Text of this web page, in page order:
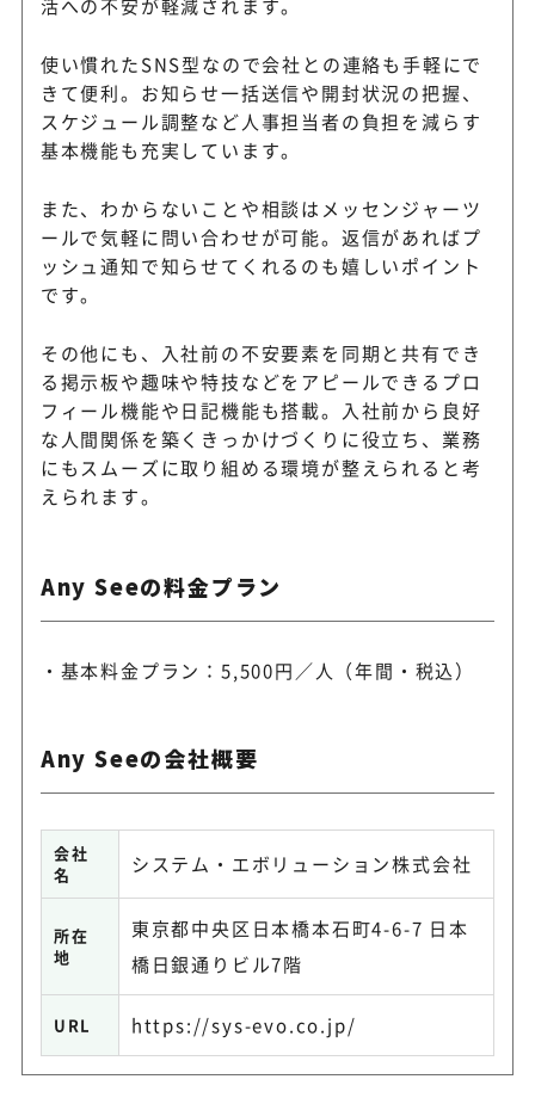
活への不安が軽減されます。
使い慣れたSNS型なので会社との連絡も手軽にで
きて便利。お知らせ一括送信や開封状況の把握、
スケジュール調整など人事担当者の負担を減らす
基本機能も充実しています。
また、わからないことや相談はメッセンジャーツ
ールで気軽に問い合わせが可能。返信があればプ
ッシュ通知で知らせてくれるのも嬉しいポイント
です。
その他にも、入社前の不安要素を同期と共有でき
る掲示板や趣味や特技などをアピールできるプロ
フィール機能や日記機能も搭載。入社前から良好
な人間関係を築くきっかけづくりに役立ち、業務
にもスムーズに取り組める環境が整えられると考
えられます。
Any Seeの料金プラン
基本料金プラン：5,500円／人（年間・税込）
Any Seeの会社概要
会社
名
システム・エボリューション株式会社
所在
地
東京都中央区日本橋本石町4-6-7 日本
橋日銀通りビル7階
URL https://sys-evo.co.jp/